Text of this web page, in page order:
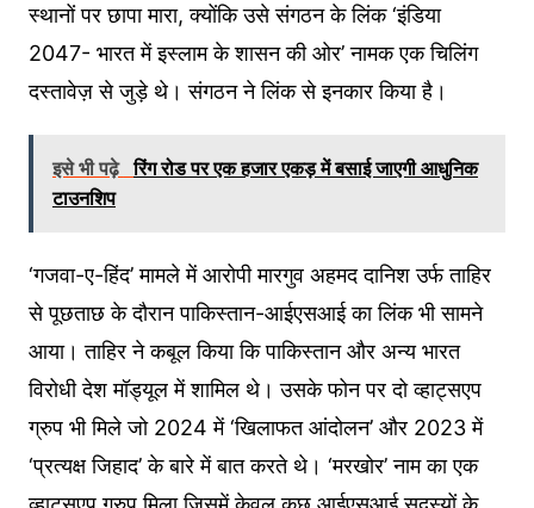
स्थानों पर छापा मारा, क्योंकि उसे संगठन के लिंक ‘इंडिया
2047- भारत में इस्लाम के शासन की ओर’ नामक एक चिलिंग
दस्तावेज़ से जुड़े थे। संगठन ने लिंक से इनकार किया है।
इसे भी पढ़े रिंग रोड पर एक हजार एकड़ में बसाई जाएगी आधुनिक
टाउनशिप
‘गजवा-ए-हिंद’ मामले में आरोपी मारगुव अहमद दानिश उर्फ ​​ताहिर
से पूछताछ के दौरान पाकिस्तान-आईएसआई का लिंक भी सामने
आया। ताहिर ने कबूल किया कि पाकिस्तान और अन्य भारत
विरोधी देश मॉड्यूल में शामिल थे। उसके फोन पर दो व्हाट्सएप
ग्रुप भी मिले जो 2024 में ‘खिलाफत आंदोलन’ और 2023 में
‘प्रत्यक्ष जिहाद’ के बारे में बात करते थे। ‘मरखोर’ नाम का एक